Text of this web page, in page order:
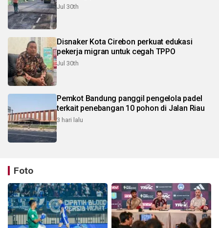
Jul 30th
Disnaker Kota Cirebon perkuat edukasi
pekerja migran untuk cegah TPPO
Jul 30th
Pemkot Bandung panggil pengelola padel
terkait penebangan 10 pohon di Jalan Riau
3 hari lalu
Foto